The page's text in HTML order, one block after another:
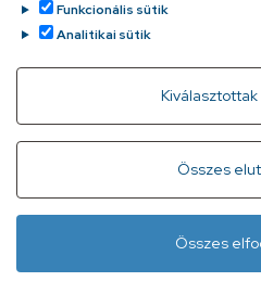
Funkcionális sütik
Analitikai sütik
Összes
Withdraw consent
Összes
Adatvédelem
+ 36 1 296 2556